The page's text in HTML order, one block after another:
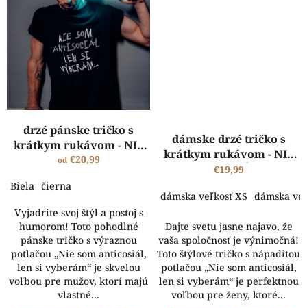
drzé pánske tričko s
krátkym rukávom - NIE
SOM ANTISOCIÁL, LEN SI
od€20,99
Biela čierna
Vyjadrite svoj štýl a postoj s
humorom! Toto pohodlné
pánske tričko s výraznou
potlačou „Nie som anticosiál,
len si vyberám“ je skvelou
voľbou pre mužov, ktorí majú
vlastné...
dámske drzé tričko s
krátkym rukávom - NIE
SOM ANTISOCIÁL, LEN SI
€19,99
dámska veľkosť XS dámska
Dajte svetu jasne najavo, že
vaša spoločnosť je výnimočná!
Toto štýlové tričko s nápaditou
potlačou „Nie som anticosiál,
len si vyberám“ je perfektnou
voľbou pre ženy, ktoré...